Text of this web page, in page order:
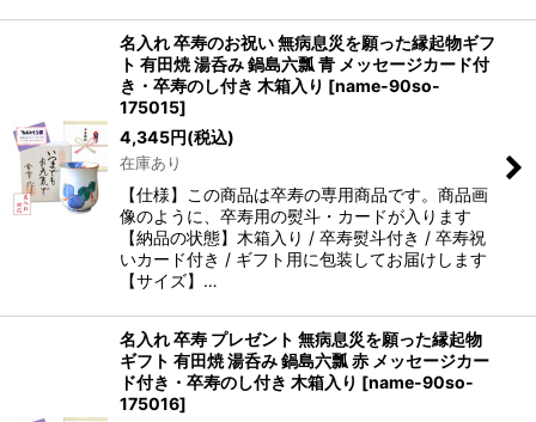
名入れ 卒寿のお祝い 無病息災を願った縁起物ギフ
ト 有田焼 湯呑み 鍋島六瓢 青 メッセージカード付
き・卒寿のし付き 木箱入り [name-90so-
175015]
4,345円(税込)
在庫あり
【仕様】この商品は卒寿の専用商品です。商品画
像のように、卒寿用の熨斗・カードが入ります
【納品の状態】木箱入り / 卒寿熨斗付き / 卒寿祝
いカード付き / ギフト用に包装してお届けします
【サイズ】…
名入れ 卒寿 プレゼント 無病息災を願った縁起物
ギフト 有田焼 湯呑み 鍋島六瓢 赤 メッセージカー
ド付き・卒寿のし付き 木箱入り [name-90so-
175016]